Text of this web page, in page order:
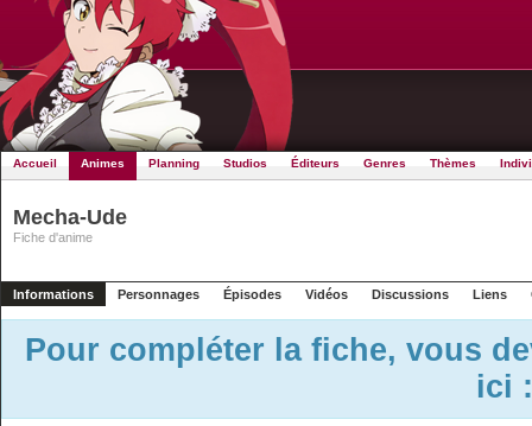
Accueil Animes Planning Studios Éditeurs Genres Thèmes
Mecha-Ude
Fiche d'anime
Informations Personnages Épisodes Vidéos Discussions Liens
Pour compléter la fiche, vous
ici